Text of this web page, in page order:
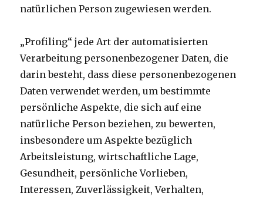
natürlichen Person zugewiesen werden.
„Profiling“ jede Art der automatisierten
Verarbeitung personenbezogener Daten, die
darin besteht, dass diese personenbezogenen
Daten verwendet werden, um bestimmte
persönliche Aspekte, die sich auf eine
natürliche Person beziehen, zu bewerten,
insbesondere um Aspekte bezüglich
Arbeitsleistung, wirtschaftliche Lage,
Gesundheit, persönliche Vorlieben,
Interessen, Zuverlässigkeit, Verhalten,